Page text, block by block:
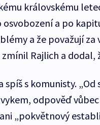
královskému
osvobození a po
a že považují
zmínil Rajlich a
spíš s komunisty.
odpověď
„pokvětnový